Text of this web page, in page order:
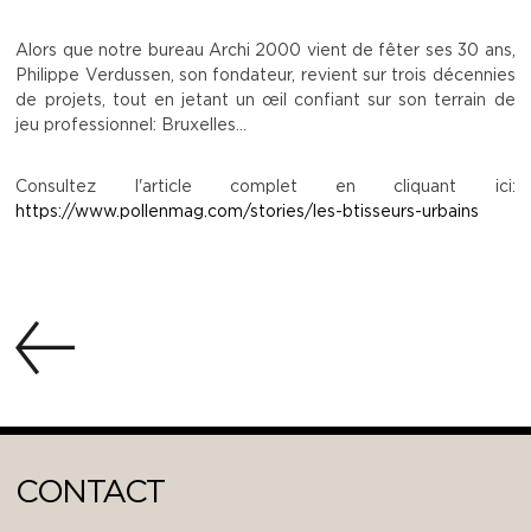
Alors que notre bureau Archi 2000 vient de fêter ses 30 ans,
Philippe Verdussen, son fondateur, revient sur trois décennies
de projets, tout en jetant un œil confiant sur son terrain de
jeu professionnel: Bruxelles...
Consultez l'article complet en cliquant ici:
https://www.pollenmag.com/stories/les-btisseurs-urbains
CONTACT